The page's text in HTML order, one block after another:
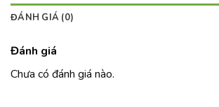
ĐÁNH GIÁ (0)
Đánh giá
Chưa có đánh giá nào.